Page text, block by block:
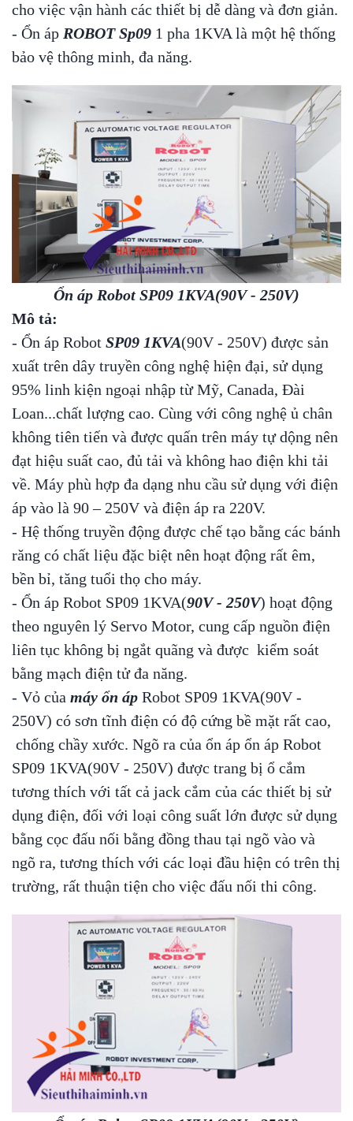
cho việc vận hành các thiết bị dễ dàng và đơn giản.
- Ổn áp ROBOT Sp09 1 pha 1KVA là một hệ thống
bảo vệ thông minh, đa năng.
Ổn áp Robot SP09 1KVA(90V - 250V)
Mô tả:
- Ổn áp Robot SP09 1KVA(90V - 250V) được sản
xuất trên dây truyền công nghệ hiện đại, sử dụng
95% linh kiện ngoại nhập từ Mỹ, Canada, Đài
Loan...chất lượng cao. Cùng với công nghệ ủ chân
không tiên tiến và được quấn trên máy tự dộng nên
đạt hiệu suất cao, đủ tải và không hao điện khi tải
về. Máy phù hợp đa dạng nhu cầu sử dụng với điện
áp vào là 90 – 250V và điện áp ra 220V.
- Hệ thống truyền động được chế tạo bằng các bánh
răng có chất liệu đặc biệt nên hoạt động rất êm,
bền bỉ, tăng tuổi thọ cho máy.
- Ổn áp Robot SP09 1KVA(90V - 250V) hoạt động
theo nguyên lý Servo Motor, cung cấp nguồn điện
liên tục không bị ngắt quãng và được kiểm soát
bằng mạch điện tử đa năng.
- Vỏ của máy ổn áp Robot SP09 1KVA(90V -
250V) có sơn tĩnh điện có độ cứng bề mặt rất cao,
chống chầy xước. Ngõ ra của ổn áp ổn áp Robot
SP09 1KVA(90V - 250V) được trang bị ổ cắm
tương thích với tất cả jack cắm của các thiết bị sử
dụng điện, đối với loại công suất lớn được sử dụng
bằng cọc đấu nối bằng đồng thau tại ngõ vào và
ngõ ra, tương thích với các loại đầu hiện có trên thị
trường, rất thuận tiện cho việc đấu nối thi công.